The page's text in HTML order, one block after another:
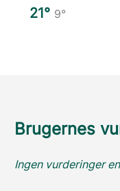
21° 9°
Brugernes
Ingen vurderinger